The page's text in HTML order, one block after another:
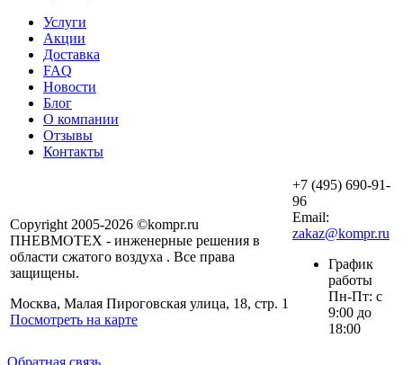
Услуги
Акции
Доставка
FAQ
Новости
Блог
О компании
Отзывы
Контакты
Copyright 2005-2026 ©kompr.ru
ПНЕВМОТЕХ - инженерные решения в
области сжатого воздуха . Все права
защищены.
Москва, Малая Пироговская улица, 18, стр. 1
Посмотреть на карте
+7 (495) 690-91-
96
Email:
zakaz@kompr.ru
График
работы
Пн-Пт: с
9:00 до
18:00
Обратная связь